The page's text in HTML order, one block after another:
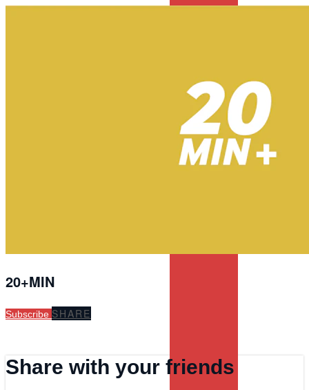
20+MIN
Subscribe SHARE
Share with your friends